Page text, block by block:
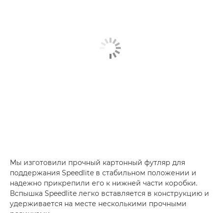
Мы изготовили прочный картонный футляр для
поддержания Speedlite в стабильном положении и
надежно прикрепили его к нижней части коробки.
Вспышка Speedlite легко вставляется в конструкцию и
удерживается на месте несколькими прочными